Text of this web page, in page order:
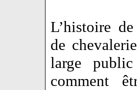
L’histoire
de
large
comment